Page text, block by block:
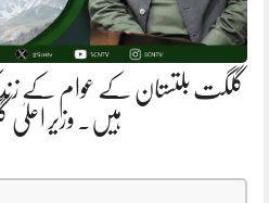
گلگت بلتستان کے عوام کے
ہیں. وزیر